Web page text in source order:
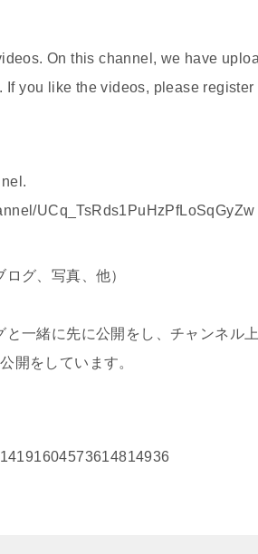
On this channel, we have
If you like the videos, please
UCq_TsRds1PuHzPfLoSqGyZw
グ、写真、他）
一緒に先に公開をし、チャンネル
開をしています。